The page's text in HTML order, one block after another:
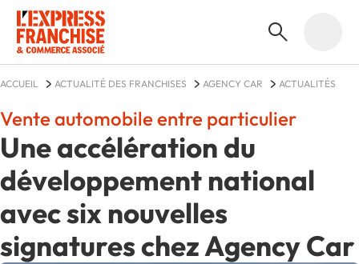
ACCUEIL ACTUALITÉ DES FRANCHISES AGENCY CAR ACTUALITÉS
Une accélération du
développement national
avec six nouvelles
signatures chez Agency Car
Vente automobile entre particulier